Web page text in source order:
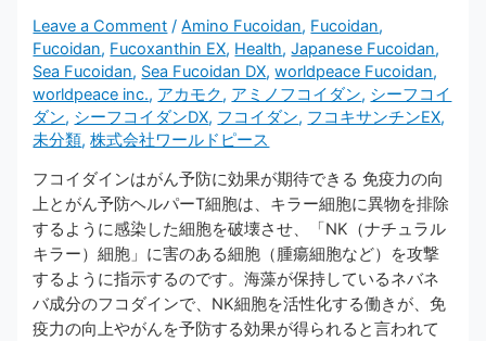
Leave a Comment /Amino Fucoidan, Fucoidan,
Fucoidan, Fucoxanthin EX, Health,Japanese Fucoidan,
Sea Fucoidan, Sea Fucoidan DX,worldpeace Fucoidan,
worldpeace inc., アカモク, アミノフコイダン, シーフコイ
ダン, シーフコイダンDX, フコイダン, フコキサンチンEX,
未分類,株式会社ワールドピース
フコイダインはがん予防に効果が期待できる 免疫力の向
上とがん予防ヘルパーT細胞は、キラー細胞に異物を排除
するように感染した細胞を破壊させ、「NK（ナチュラル
キラー）細胞」に害のある細胞（腫瘍細胞など）を攻撃
するように指示するのです。海藻が保持しているネバネ
バ成分のフコダインで、NK細胞を活性化する働きが、免
疫力の向上やがんを予防する効果が得られると言われて